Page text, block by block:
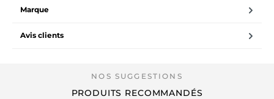
Marque
Avis clients
PRODUITS RECOMMANDÉS